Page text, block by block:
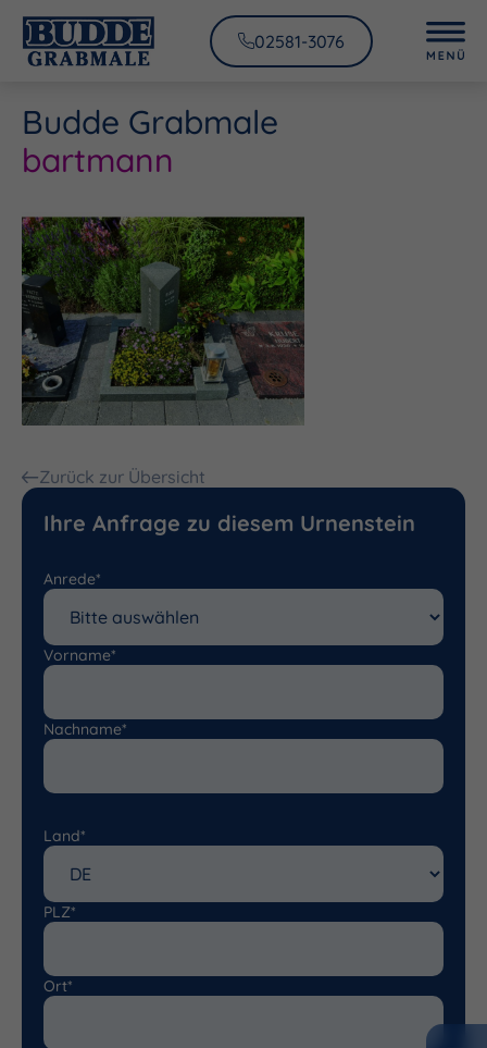
02581-3076
Budde Grabmale
bartmann
Zurück zur Übersicht
Ihre Anfrage zu diesem Urnenstein
Anrede*
Vorname*
Nachname*
Land*
PLZ*
Ort*